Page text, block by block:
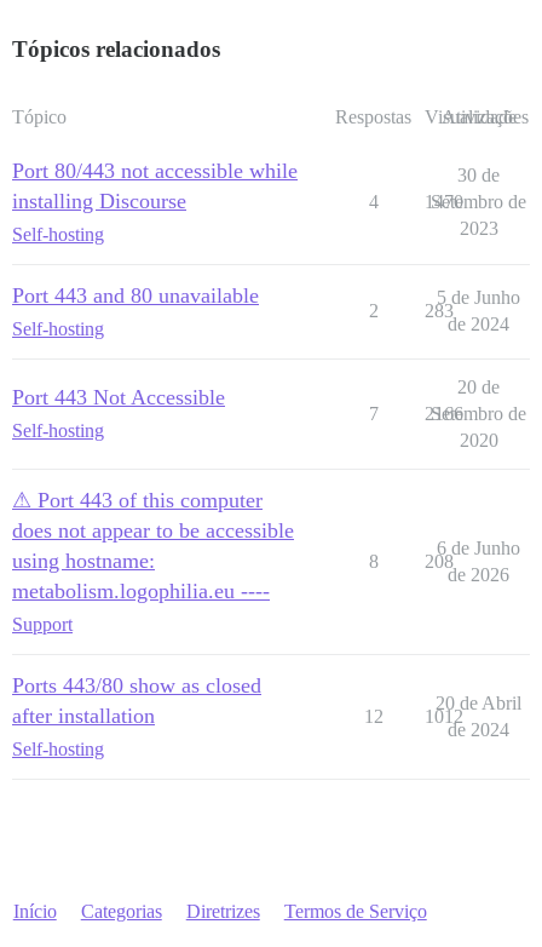
Tópicos relacionados
Tópico Respostas Visualizações
Atividade
Port 80/443 not accessible while
installing Discourse
Self-hosting
4 1470
30 de
Setembro de
2023
Port 443 and 80 unavailable
Self-hosting
2 283
5 de Junho
de 2024
Port 443 Not Accessible
Self-hosting
7 2166
20 de
Setembro de
2020
⚠ Port 443 of this computer
does not appear to be accessible
using hostname:
metabolism.logophilia.eu ----
Support
8 208
6 de Junho
de 2026
Ports 443/80 show as closed
after installation
Self-hosting
12 1012
20 de Abril
de 2024
Início Categorias Diretrizes Termos de Serviço